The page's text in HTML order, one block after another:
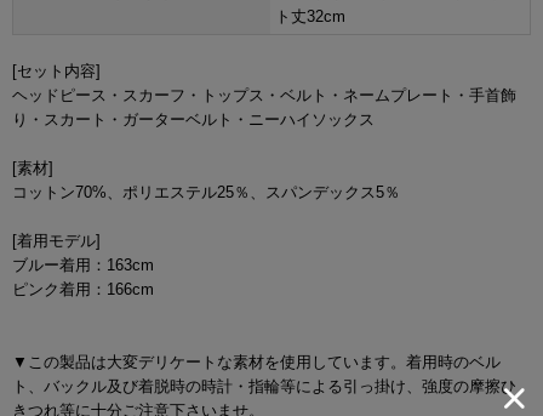
ト丈32cm
[セット内容]
ヘッドピース・スカーフ・トップス・ベルト・ネームプレート・手首飾
り・スカート・ガーターベルト・ニーハイソックス
[素材]
コットン70%、ポリエステル25％、スパンデックス5％
[着用モデル]
ブルー着用：163cm
ピンク着用：166cm
▼この製品は大変デリケートな素材を使用しています。着用時のベル
ト、バックル及び着脱時の時計・指輪等による引っ掛け、強度の摩擦ひ
きつれ等に十分ご注意下さいませ。